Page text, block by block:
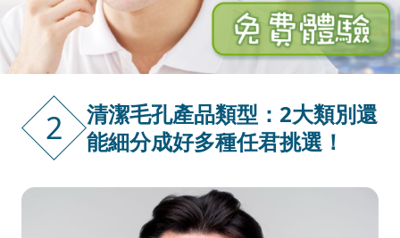
2
清潔毛孔產品類型：2大類別還
能細分成好多種任君挑選！